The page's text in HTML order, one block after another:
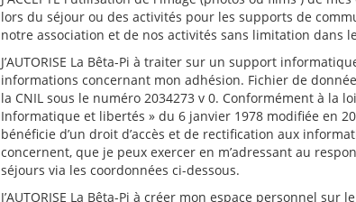
lors du séjour ou des activités pour les supports de
notre association et de nos activités sans limitation dans
J’AUTORISE La Bêta-Pi à traiter sur un support
informations concernant mon adhésion. Fichier de
la CNIL sous le numéro 2034273 v 0. Conformément à la
Informatique et libertés » du 6 janvier 1978 modifiée en
bénéficie d’un droit d’accès et de rectification aux
concernent, que je peux exercer en m’adressant au
séjours via les coordonnées ci-dessous.
J’AUTORISE La Bêta-Pi à créer mon espace personnel sur